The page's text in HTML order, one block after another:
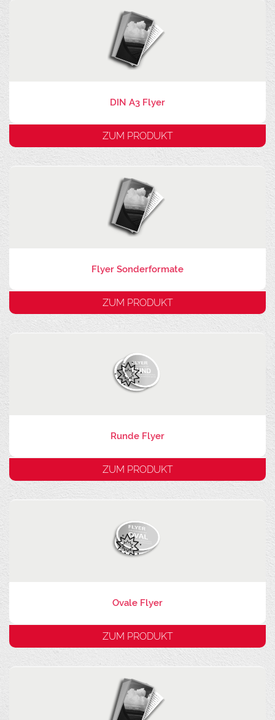
DIN A3 Flyer
ZUM PRODUKT
Flyer Sonderformate
ZUM PRODUKT
Runde Flyer
ZUM PRODUKT
Ovale Flyer
ZUM PRODUKT